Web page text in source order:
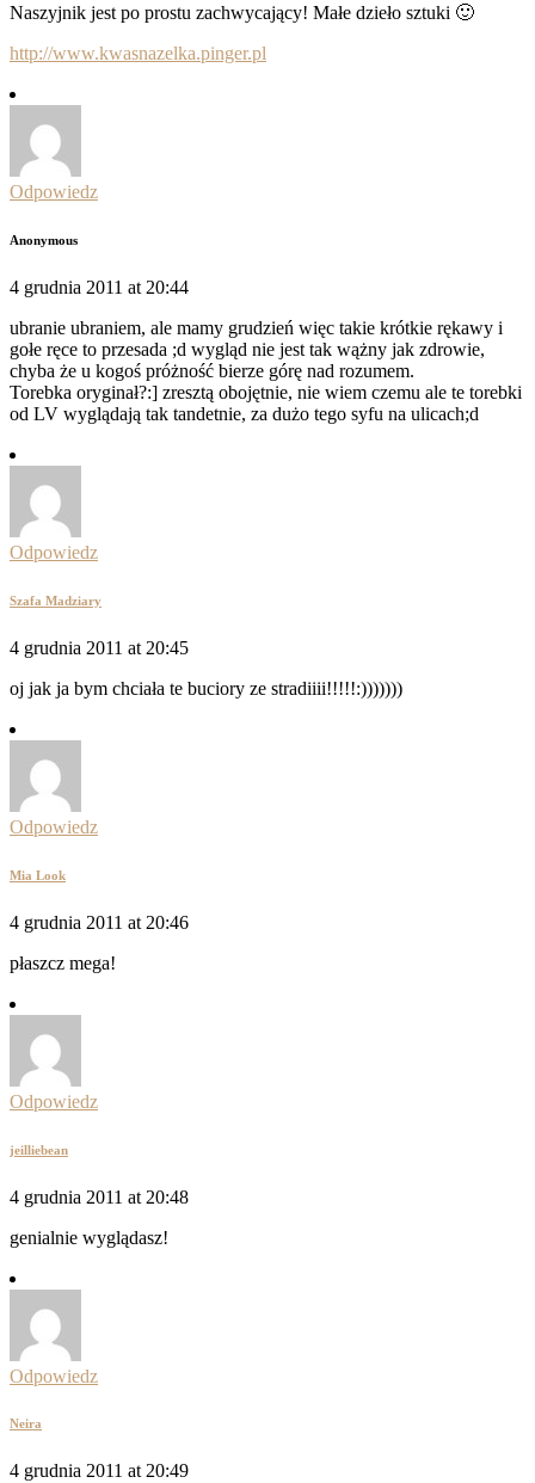
Naszyjnik jest po prostu zachwycający! Małe dzieło sztuki 🙂
http://www.kwasnazelka.pinger.pl
Odpowiedz
Anonymous
4 grudnia 2011 at 20:44
ubranie ubraniem, ale mamy grudzień więc takie krótkie rękawy i
gołe ręce to przesada ;d wygląd nie jest tak wążny jak zdrowie,
chyba że u kogoś próżność bierze górę nad rozumem.
Torebka oryginał?:] zresztą obojętnie, nie wiem czemu ale te torebki
od LV wyglądają tak tandetnie, za dużo tego syfu na ulicach;d
Odpowiedz
Szafa Madziary
4 grudnia 2011 at 20:45
oj jak ja bym chciała te buciory ze stradiiii!!!!!:)))))))
Odpowiedz
Mia Look
4 grudnia 2011 at 20:46
płaszcz mega!
Odpowiedz
jeilliebean
4 grudnia 2011 at 20:48
genialnie wyglądasz!
Odpowiedz
Neira
4 grudnia 2011 at 20:49